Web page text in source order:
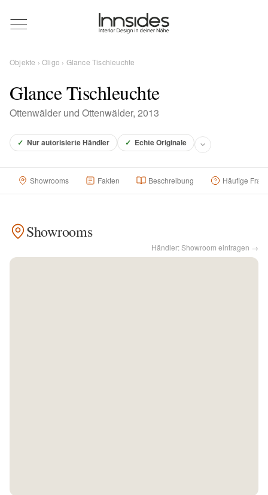
Magazin
Showrooms
Designer
Für Händler
Objekte ›Oligo › Glance Tischleuchte
Glance Tischleuchte
Ottenwälder und Ottenwälder, 2013
✓ Nur autorisierte Händler ✓ Echte Originale
Showrooms Fakten Beschreibung Häufige
Showrooms
Händler: Showroom eintragen →